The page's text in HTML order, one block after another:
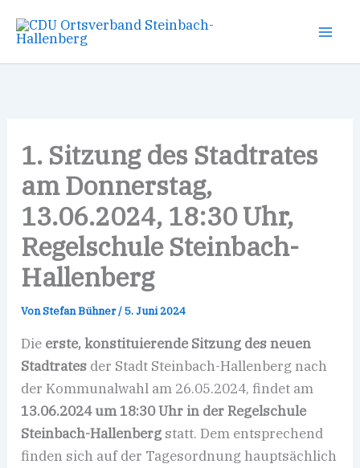
Inhalt
1. Sitzung des Stadtrates
am Donnerstag,
13.06.2024, 18:30 Uhr,
Regelschule Steinbach-
Hallenberg
VonStefan Bühner/5. Juni 2024
Die erste, konstituierende Sitzung des neuen
Stadtrates der Stadt Steinbach-Hallenberg nach
der Kommunalwahl am 26.05.2024, findet am
13.06.2024 um 18:30 Uhr in der Regelschule
Steinbach-Hallenberg statt. Dem entsprechend
finden sich auf der Tagesordnung hauptsächlich